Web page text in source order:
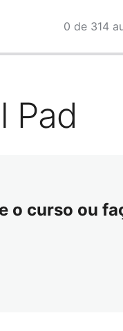
0 de 314
Pad
o curso ou